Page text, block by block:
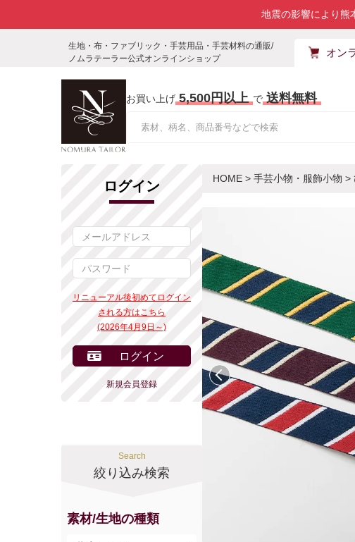
地震の影響により熊
生地・布・ファブリック・手芸用品・手芸材料の通販/
ノムラテーラー公式オンラインショップ
オン
お買い上げ 5,500円以上 で 送料無料
ログイン
リニューアル後初めてログイン
される方はこちら
(2026年4月9日～)
ログイン
新規会員登録
Search
絞り込み検索
素材/生地の種類
HOME > 手芸小物・服飾小物 >
前へ